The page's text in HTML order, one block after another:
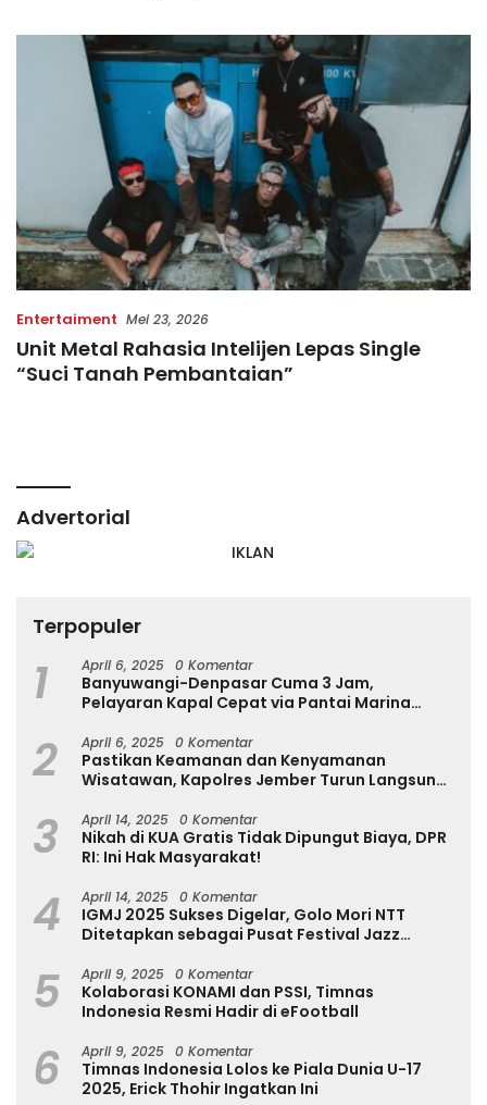
Entertaiment Mei 23, 2026
Unit Metal Rahasia Intelijen Lepas Single
“Suci Tanah Pembantaian”
Advertorial
Terpopuler
1 April 6, 2025 0 Komentar
Banyuwangi-Denpasar Cuma 3 Jam,
Pelayaran Kapal Cepat via Pantai Marina
2 April 6, 2025 0 Komentar
Pastikan Keamanan dan Kenyamanan
Wisatawan, Kapolres Jember Turun Langsung
3 April 14, 2025 0 Komentar
Nikah di KUA Gratis Tidak Dipungut Biaya, DPR
RI: Ini Hak Masyarakat!
4 April 14, 2025 0 Komentar
IGMJ 2025 Sukses Digelar, Golo Mori NTT
Ditetapkan sebagai Pusat Festival Jazz
5 April 9, 2025 0 Komentar
Kolaborasi KONAMI dan PSSI, Timnas
Indonesia Resmi Hadir di eFootball
6 April 9, 2025 0 Komentar
Timnas Indonesia Lolos ke Piala Dunia U-17
2025, Erick Thohir Ingatkan Ini